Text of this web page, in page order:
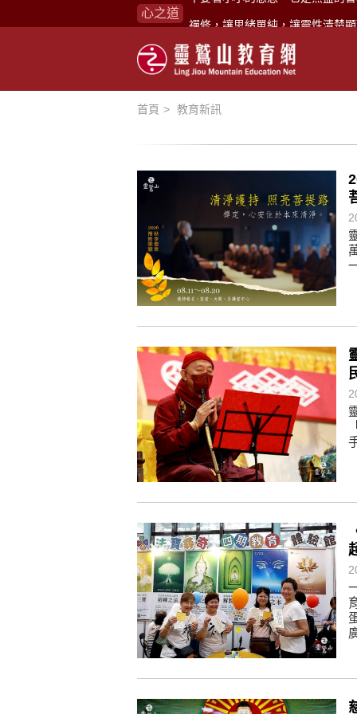
心之道
念頭在心頭，不舒服；轉個念頭
煩惱如同下雨，當雨過天晴，雨
懂得消化煩惱，便能讓生活自在
生命是不斷流動地，安靜下來，
心不跟隨現下煩惱，不隨就不會
學佛，就是學著拭去塵埃。
不要看小小的慈悲，它是無盡的
禪修，讓思緒單純，讓靈性清楚
懂得消化煩惱，便能讓生活自在
負面是惡業，消極是惡業，悲觀
生命是不斷流動地，安靜下來，
不執著、不妄想，當下即圓滿。
首頁 教育新訊